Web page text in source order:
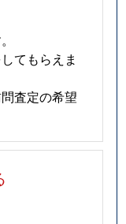
てもらえま
査定の希望